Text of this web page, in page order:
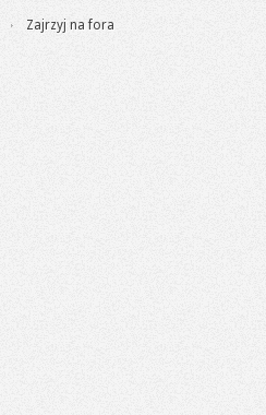
Zajrzyj na fora